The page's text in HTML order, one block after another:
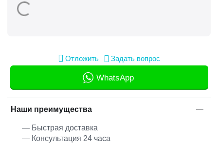
Отложить Задать вопрос
WhatsApp
Наши преимущества
— Быстрая доставка
— Консультация 24 часа